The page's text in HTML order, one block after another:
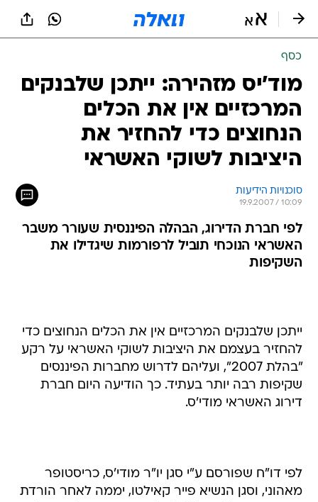
כסף
מוד'יס מזהירה: ייתכן שלבנקים
המרכזיים אין את הכלים
הנחוצים כדי להחזיר את
היציבות לשוקי האשראי
סוכנויות הידיעות
19.9.2007 / 10:09
לפי חברת הדירוג, הבהלה הפיננסית שעורר משבר
האשראי הנוכחי תוביל לרפורמות שיגדילו את
השקיפות
ייתכן שלבנקים המרכזיים אין את הכלים הנחוצים כדי
להחזיר בעצמם את היציבות לשוקי האשראי על רקע
"בהלת 2007", ועליהם לדרוש מחברות הפיננסים
שקיפות רבה יותר בעתיד. כך הודיעה היום חברת
דירוג האשראי מודי'ס.
לפי דו"ח שפורסם ע"י סגן יו"ר מודי'ס, כריסטופר
מאהוני, וסגן הנשיא פייר קאילטו, יממה לאחר הורדת